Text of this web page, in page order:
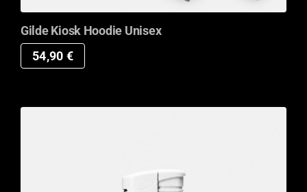
Gilde Kiosk Hoodie Unisex
54,90 €